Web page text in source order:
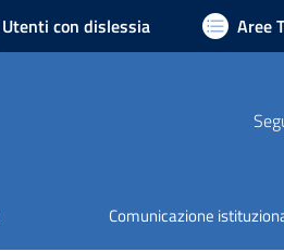
Utenti con dislessia Aree
Comunicazione